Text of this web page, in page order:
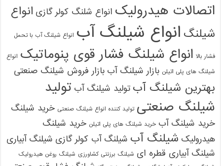
اتصالات هیدرولیک انواع شلنگ کولر گازی انواع
شیلنگ انواع شیلنگ آب انواع شیلنگ آب با تحمل
فشار بالا انواع شیلنگ فشار قوی پنوماتیک انواع
شیلنگ های پلی اتیلن بازار شیلنگ آب بازار فروش شیلنگ صنعتی
بهترین شیلنگ آب تولید شیلنگ آب تولید
شیلنگ صنعتی تولید کننده انواع شیلنگ صنعتی خرید شیلنگ
خرید شیلنگ آب خرید شیلنگ های پلی اتیلن خرید شیلنگ
هیدرولیک شیلنگ آب شیلنگ آب کولر گازی شیلنگ آبیاری
شیلنگ آبیاری قطره ای شیلنگ برزنتی کشاورزی شیلنگ روغن هیدرولیک
09121161360